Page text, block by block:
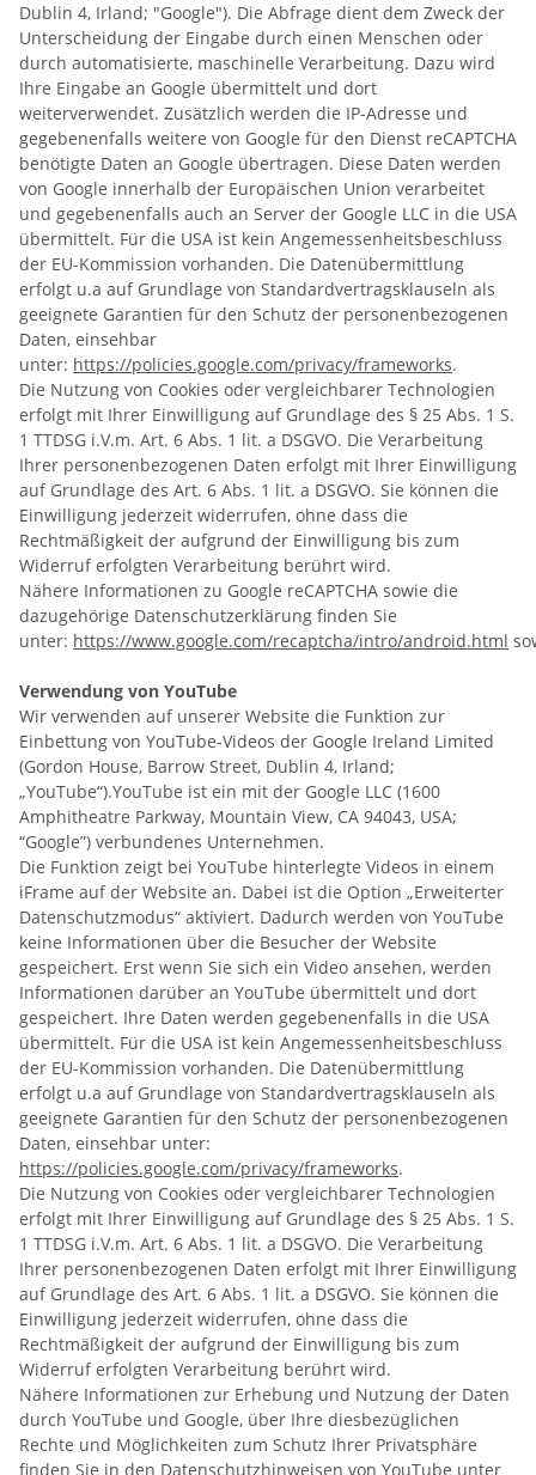
Dublin 4, Irland; "Google"). Die Abfrage dient dem Zweck der
Unterscheidung der Eingabe durch einen Menschen oder
durch automatisierte, maschinelle Verarbeitung. Dazu wird
Ihre Eingabe an Google übermittelt und dort
weiterverwendet. Zusätzlich werden die IP-Adresse und
gegebenenfalls weitere von Google für den Dienst reCAPTCHA
benötigte Daten an Google übertragen. Diese Daten werden
von Google innerhalb der Europäischen Union verarbeitet
und gegebenenfalls auch an Server der Google LLC in die USA
übermittelt. Für die USA ist kein Angemessenheitsbeschluss
der EU-Kommission vorhanden. Die Datenübermittlung
erfolgt u.a auf Grundlage von Standardvertragsklauseln als
geeignete Garantien für den Schutz der personenbezogenen
Daten, einsehbar
unter: https://policies.google.com/privacy/frameworks.
Die Nutzung von Cookies oder vergleichbarer Technologien
erfolgt mit Ihrer Einwilligung auf Grundlage des § 25 Abs. 1 S.
1 TTDSG i.V.m. Art. 6 Abs. 1 lit. a DSGVO. Die Verarbeitung
Ihrer personenbezogenen Daten erfolgt mit Ihrer Einwilligung
auf Grundlage des Art. 6 Abs. 1 lit. a DSGVO. Sie können die
Einwilligung jederzeit widerrufen, ohne dass die
Rechtmäßigkeit der aufgrund der Einwilligung bis zum
Widerruf erfolgten Verarbeitung berührt wird.
Nähere Informationen zu Google reCAPTCHA sowie die
dazugehörige Datenschutzerklärung finden Sie
unter: https://www.google.com/recaptcha/intro/android.html
Verwendung von YouTube
Wir verwenden auf unserer Website die Funktion zur
Einbettung von YouTube-Videos der Google Ireland Limited
(Gordon House, Barrow Street, Dublin 4, Irland;
„YouTube“).YouTube ist ein mit der Google LLC (1600
Amphitheatre Parkway, Mountain View, CA 94043, USA;
“Google”) verbundenes Unternehmen.
Die Funktion zeigt bei YouTube hinterlegte Videos in einem
iFrame auf der Website an. Dabei ist die Option „Erweiterter
Datenschutzmodus“ aktiviert. Dadurch werden von YouTube
keine Informationen über die Besucher der Website
gespeichert. Erst wenn Sie sich ein Video ansehen, werden
Informationen darüber an YouTube übermittelt und dort
gespeichert. Ihre Daten werden gegebenenfalls in die USA
übermittelt. Für die USA ist kein Angemessenheitsbeschluss
der EU-Kommission vorhanden. Die Datenübermittlung
erfolgt u.a auf Grundlage von Standardvertragsklauseln als
geeignete Garantien für den Schutz der personenbezogenen
Daten, einsehbar unter:
https://policies.google.com/privacy/frameworks.
Die Nutzung von Cookies oder vergleichbarer Technologien
erfolgt mit Ihrer Einwilligung auf Grundlage des § 25 Abs. 1 S.
1 TTDSG i.V.m. Art. 6 Abs. 1 lit. a DSGVO. Die Verarbeitung
Ihrer personenbezogenen Daten erfolgt mit Ihrer Einwilligung
auf Grundlage des Art. 6 Abs. 1 lit. a DSGVO. Sie können die
Einwilligung jederzeit widerrufen, ohne dass die
Rechtmäßigkeit der aufgrund der Einwilligung bis zum
Widerruf erfolgten Verarbeitung berührt wird.
Nähere Informationen zur Erhebung und Nutzung der Daten
durch YouTube und Google, über Ihre diesbezüglichen
Rechte und Möglichkeiten zum Schutz Ihrer Privatsphäre
finden Sie in den Datenschutzhinweisen von YouTube unter